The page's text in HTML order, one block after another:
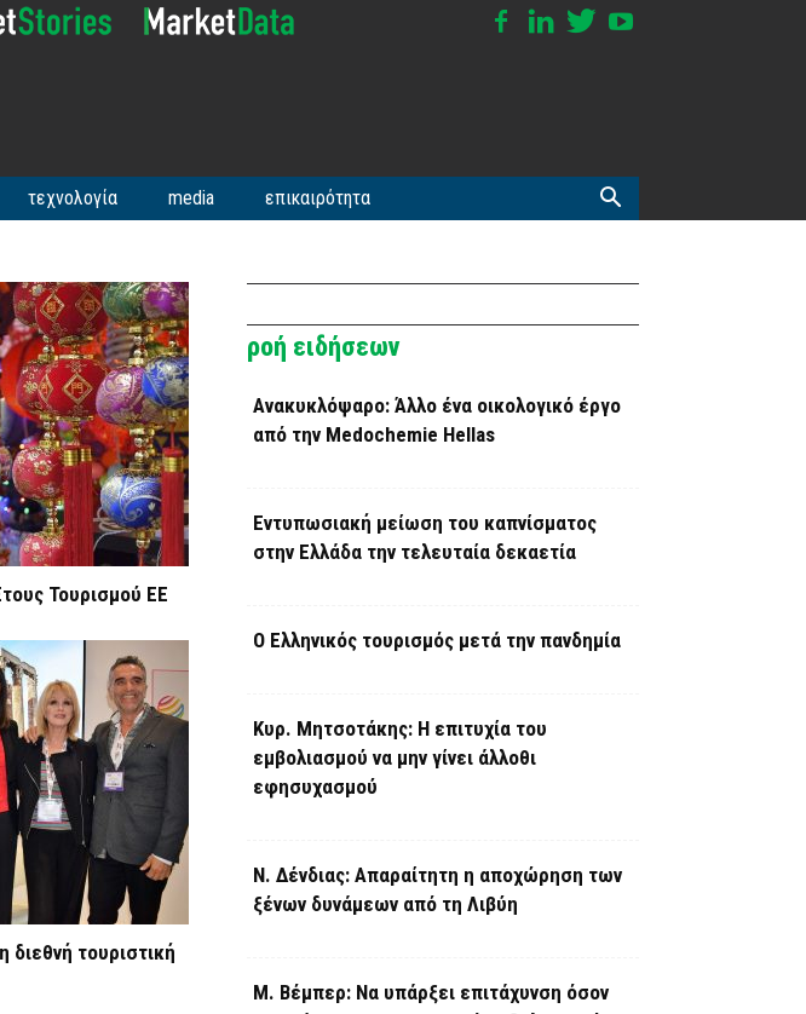
τεχνολογία media επικαιρότητα
Τουρισμού ΕΕ
τουριστική
ροή ειδήσεων
Ανακυκλόψαρο: Άλλο ένα οικολογικό έργο
από την Medochemie Hellas
Εντυπωσιακή μείωση του καπνίσματος
στην Ελλάδα την τελευταία δεκαετία
Ο Ελληνικός τουρισμός μετά την πανδημία
Κυρ. Μητσοτάκης: Η επιτυχία του
εμβολιασμού να μην γίνει άλλοθι
εφησυχασμού
Ν. Δένδιας: Απαραίτητη η αποχώρηση των
ξένων δυνάμεων από τη Λιβύη
Μ. Βέμπερ: Να υπάρξει επιτάχυνση όσον